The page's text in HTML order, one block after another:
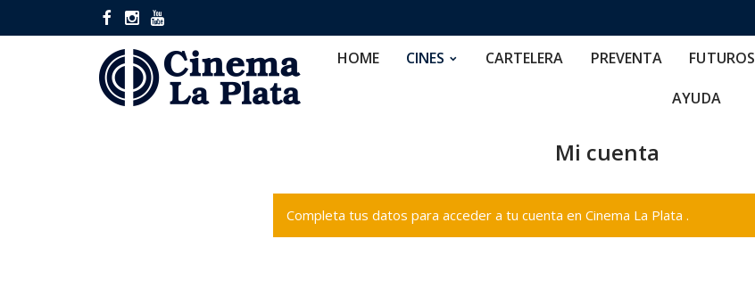
HOME CINES CARTELERA PREVENTA FUTUROS
AYUDA
Mi cuenta
Completa tus datos para acceder a tu cuenta en Cinema La Plata .